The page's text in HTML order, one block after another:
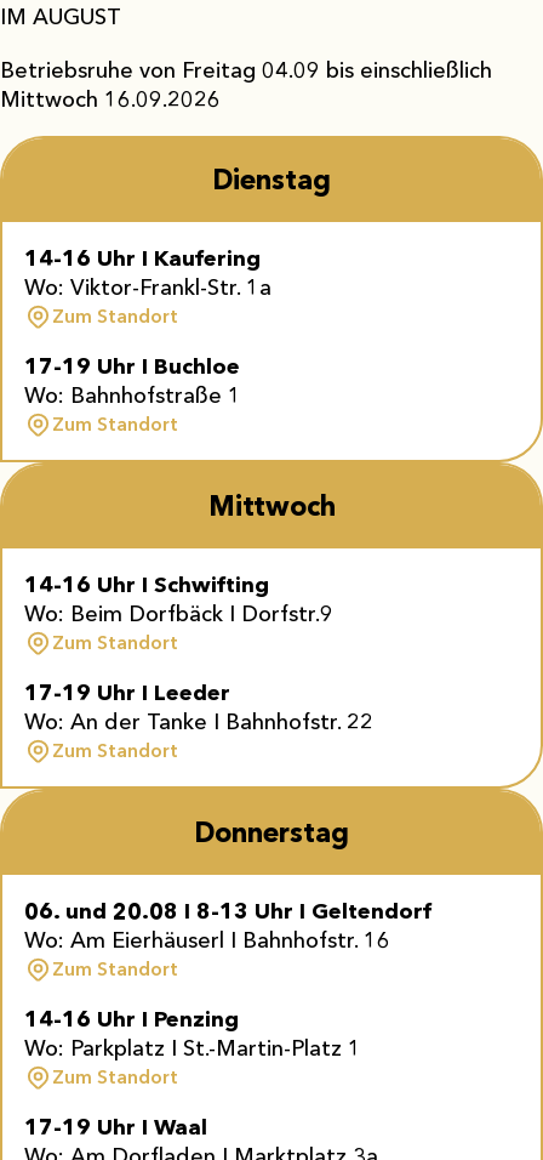
IM AUGUST
Betriebsruhe von Freitag 04.09 bis einschließlich
Mittwoch 16.09.2026
Dienstag
14-16 Uhr I Kaufering
Wo: Viktor-Frankl-Str. 1a
Zum Standort
17-19 Uhr I Buchloe
Wo: Bahnhofstraße 1
Zum Standort
Mittwoch
14-16 Uhr I Schwifting
Wo: Beim Dorfbäck I Dorfstr.9
Zum Standort
17-19 Uhr I Leeder
Wo: An der Tanke I Bahnhofstr. 22
Zum Standort
Donnerstag
06. und 20.08 I 8-13 Uhr I Geltendorf
Wo: Am Eierhäuserl I Bahnhofstr. 16
Zum Standort
14-16 Uhr I Penzing
Wo: Parkplatz I St.-Martin-Platz 1
Zum Standort
17-19 Uhr I Waal